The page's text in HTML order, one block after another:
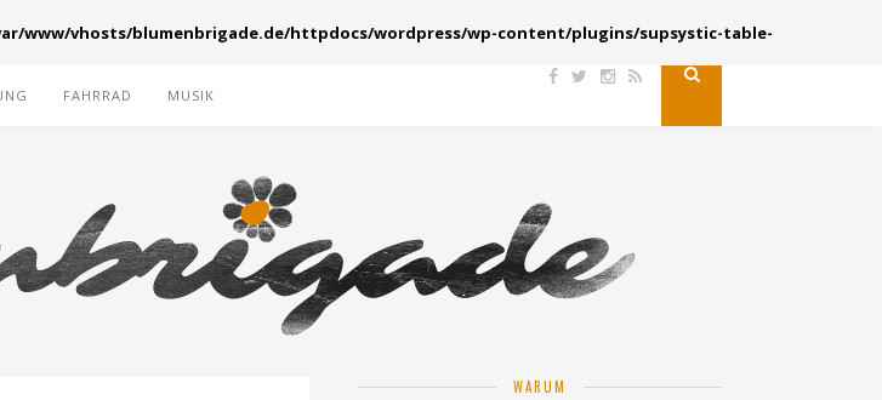
www/vhosts/blumenbrigade.de/httpdocs/wordpress/wp-content/plugins/supsystic-table-
FAHRRAD MUSIK
WARUM